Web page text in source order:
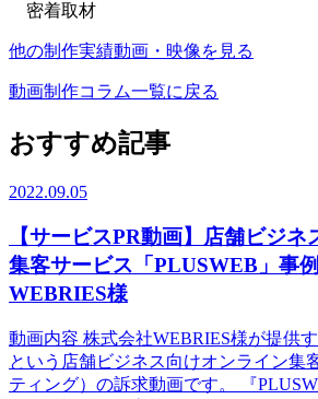
密着取材
他の制作実績動画・映像を見る
動画制作コラム一覧に戻る
おすすめ記事
2022.09.05
【サービスPR動画】店舗ビジ
集客サービス「PLUSWEB」事
WEBRIES様
動画内容 株式会社WEBRIES様が提供す
という店舗ビジネス向けオンライン集
ティング）の訴求動画です。 『